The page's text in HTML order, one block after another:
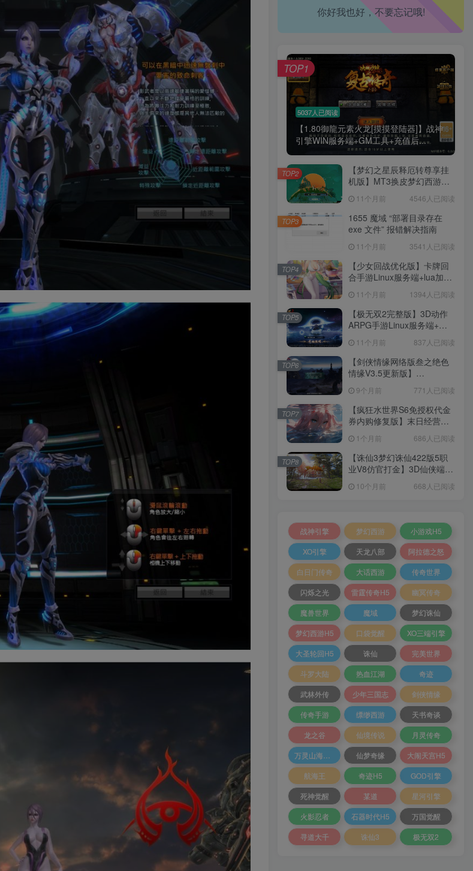
你好我也好，不要忘记哦!
5037人已阅读
【1.80御龍元素火龙[摸摸登陆器]】战神
引擎WIN服务端+GM工具+充值后...
TOP1
【梦幻之星辰释厄转尊享挂
机版】MT3换皮梦幻西游
+源码+架设教程
11个月前 4546人已阅读
TOP2
1655 魔域 “部署目录存在
exe 文件” 报错解决指南
11个月前 3541人已阅读
TOP3
【少女回战优化版】卡牌回
合手游Linux服务端+lua加解
权后台+安卓+架设教程
11个月前 1394人已阅读
TOP4
【极无双2完整版】3D动作
ARPG手游Linux服务端+全
+加解密工具+GM授权后台
+安卓+架设教程
11个月前 837人已阅读
TOP5
【剑侠情缘网络版叁之绝色
情缘V3.5更新版】
端+GM指令+PC客户端+架设
教程
9个月前 771人已阅读
TOP6
【疯狂水世界S6免授权代金
券内购修复版】末日经营生
工具+管理后台+CDK授权后
台+安卓+架设教程
1个月前 686人已阅读
TOP7
【诛仙3梦幻诛仙422版5职
业V8仿官打金】3D仙侠端游
工具+PC客户端+架设教程
10个月前 668人已阅读
TOP8
战神引擎 梦幻西游
小游戏H5
XO引擎
天龙八部
阿拉德之怒
白日门传奇
大话西游
传奇世界
闪烁之光
雷霆传奇H5
幽冥传奇
魔兽世界
魔域
梦幻诛仙
梦幻西游H5
口袋觉醒
XO三端引擎
大圣轮回H5
诛仙
完美世界
斗罗大陆
热血江湖
奇迹
武林外传
少年三国志
剑侠情缘
传奇手游
缥缈西游
天书奇谈
龙之谷
仙境传说
月灵传奇
仙梦奇缘
大闹天宫H5
航海王
奇迹H5
GOD引擎
死神觉醒
某道
星河引擎
火影忍者
石器时代H5
万国觉醒
寻道大千
诛仙3 极无双2